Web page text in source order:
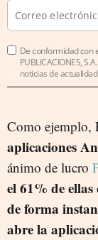
De conformidad con
PUBLICACIONES,
noticias de actualidad.
Como ejemplo,
aplicaciones
ánimo de lucro
el 61% de
de forma
abre la